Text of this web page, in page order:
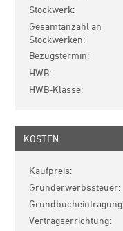
Stockwerk
Gesamtanzahl an
Stockwerken
Bezugstermin
HWB
HWB-Klasse
KOSTEN
Kaufpreis
Grunderwerbssteuer
Grundbucheintragung
Vertragserrichtung